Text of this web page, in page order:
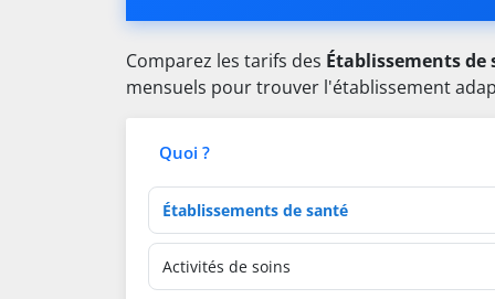
Comparez les tarifs des Établissements de
mensuels pour trouver l'établissement
Quoi ?
Type d'établissement
Activités de soins